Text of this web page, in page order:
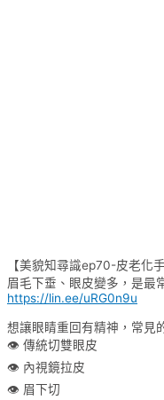
【美貌知尋識ep70-皮老化
眉毛下垂、眼皮變多，是最
https://lin.ee/uRG0n9u
想讓眼睛重回有精神，常見
👁 傳統切雙眼皮
👁 內視鏡拉皮
👁 眉下切